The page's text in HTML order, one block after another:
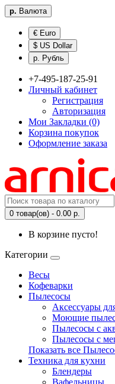
р. Валюта
€ Euro
$ US Dollar
р. Рубль
+7-495-187-25-91
Личный кабинет
Регистрация
Авторизация
Мои Закладки (0)
Корзина покупок
Оформление заказа
0 товар(ов) - 0.00 р.
В корзине пусто!
Категории
Весы
Кофеварки
Пылесосы
Аксессуары
Моющие
Пылесосы с
Пылесосы с
Показать все
Техника для кухни
Блендеры
Вафельницы